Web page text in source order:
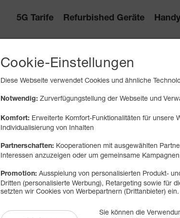
5G Tarife Refurbished Geräte
Allnet Flat 15
FLAT Internet 5G
bis zu50 MBit/s
FLAT
mit Highspeed-
Cookie-Einstellungen
Diese Webseite verwendet Cookies und ähnliche
Notwendig: Zurverfügungstellung der Webseite und
Komfort: Erweiterte Komfort-Funktionalitäten für unsere
Individualisierung von Inhalten
Partnerschaften: Kooperationen mit ausgewählten
Interessen anzuzeigen oder um gemeinsame
Promotion: Ausspielung von personalisierten Produkt-
Dritten (personalisierte Werbung), Retargeting sowie für
setzten wir Cookies von Werbepartnern (Drittanbieter) ein.
Sie können die